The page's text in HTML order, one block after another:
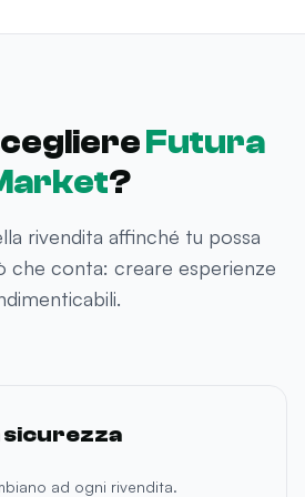
Futura
?
rivendita affinché tu possa
che conta: creare esperienze
sicurezza
ad ogni rivendita.